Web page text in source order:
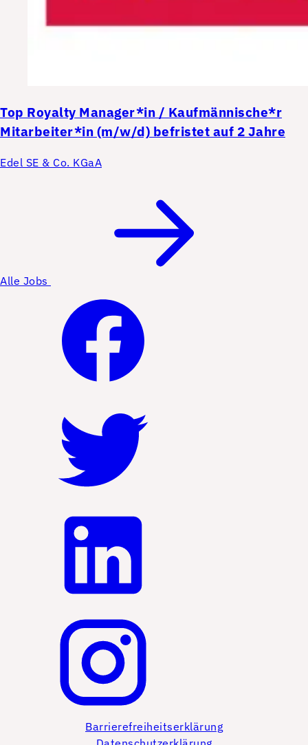
Top Royalty Manager*in / Kaufmännische*r
Mitarbeiter*in (m/w/d) befristet auf 2 Jahre
Edel SE & Co. KGaA
Alle Jobs
Barrierefreiheitserklärung